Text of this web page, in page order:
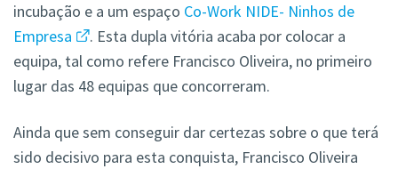
incubação e a um espaço Co-Work NIDE- Ninhos de
Empresa
. Esta dupla vitória acaba por colocar a
equipa, tal como refere Francisco Oliveira, no primeiro
lugar das 48 equipas que concorreram.
Ainda que sem conseguir dar certezas sobre o que terá
sido decisivo para esta conquista, Francisco Oliveira